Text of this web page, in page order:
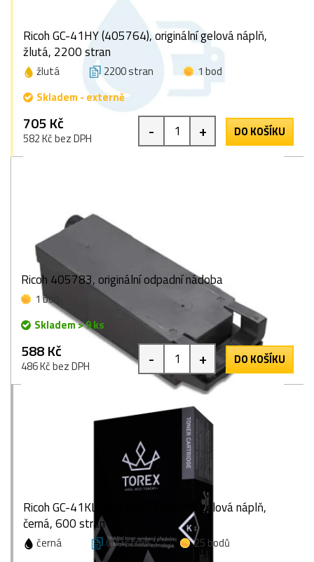
Ricoh GC-41HY (405764), originální gelová náplň,
žlutá, 2200 stran
žlutá 2200 stran
1 bod
Skladem - externě
705 Kč
582 Kč bez DPH - + DO KOŠÍKU
Ricoh 405783, originální odpadní nádoba
1 bod
Skladem > 9 ks
588 Kč
486 Kč bez DPH - + DO KOŠÍKU
Ricoh GC-41KL (405765), TOREX® gelová náplň,
černá, 600 stran
černá 600 stran
25 bodů